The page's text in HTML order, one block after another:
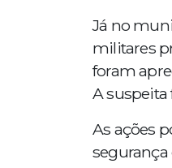
Já no
militares
foram
A suspeita
As ações